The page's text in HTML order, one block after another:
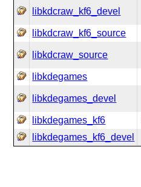
libkdcraw_kf6_devel
libkdcraw_kf6_source
libkdcraw_source
libkdegames
libkdegames_devel
libkdegames_kf6
libkdegames_kf6_devel